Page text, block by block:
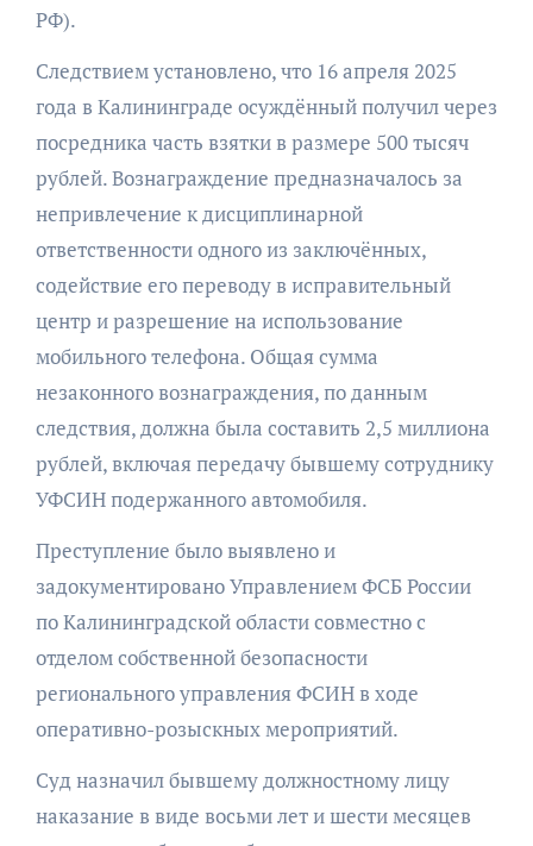
РФ).
Следствием установлено, что 16 апреля 2025
года в Калининграде осуждённый получил через
посредника часть взятки в размере 500 тысяч
рублей. Вознаграждение предназначалось за
непривлечение к дисциплинарной
ответственности одного из заключённых,
содействие его переводу в исправительный
центр и разрешение на использование
мобильного телефона. Общая сумма
незаконного вознаграждения, по данным
следствия, должна была составить 2,5 миллиона
рублей, включая передачу бывшему сотруднику
УФСИН подержанного автомобиля.
Преступление было выявлено и
задокументировано Управлением ФСБ России
по Калининградской области совместно с
отделом собственной безопасности
регионального управления ФСИН в ходе
оперативно-розыскных мероприятий.
Суд назначил бывшему должностному лицу
наказание в виде восьми лет и шести месяцев